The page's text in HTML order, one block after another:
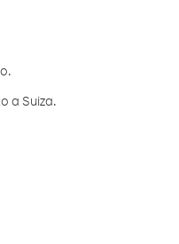
a Suiza.